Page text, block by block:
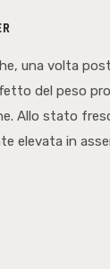
una volta
del peso
Allo stato
elevata in